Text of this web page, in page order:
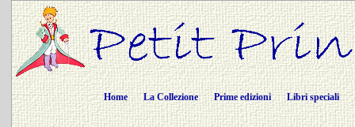
Home La Collezione Prime edizioni Libri speciali